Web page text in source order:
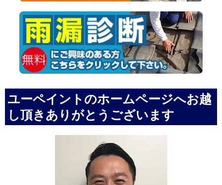
ユーペイントのホームページへお越
し頂きありがとうございます